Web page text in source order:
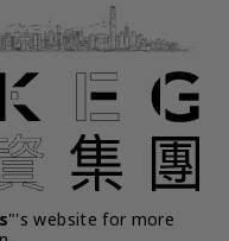
"'s website for more